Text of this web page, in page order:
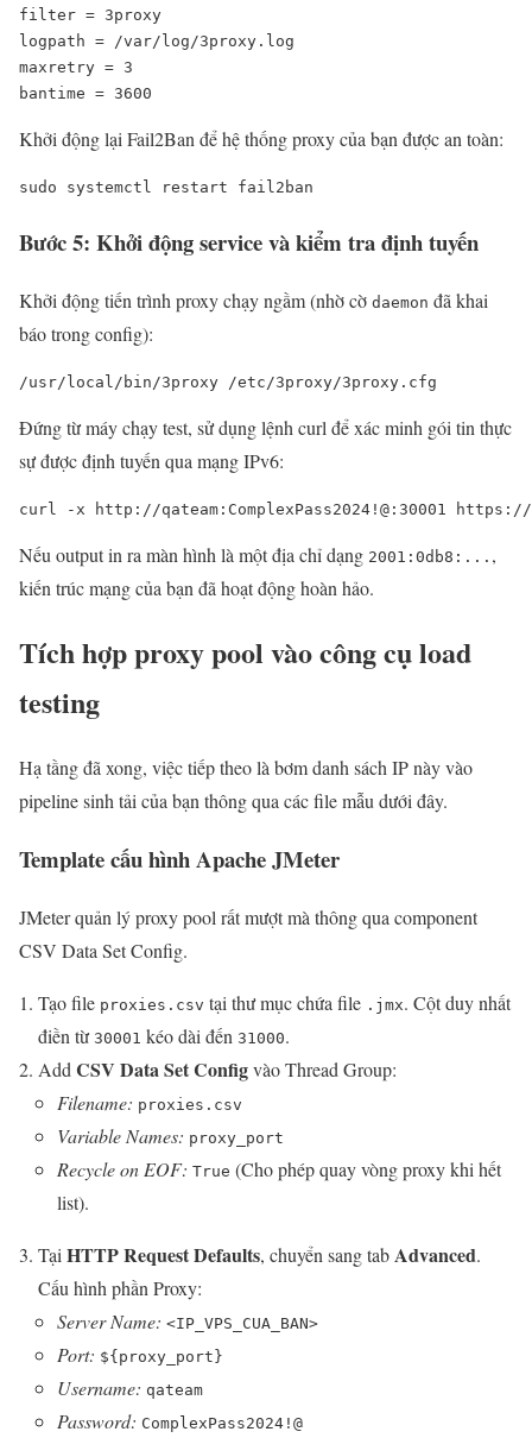
filter = 3proxy
logpath = /var/log/3proxy.log
maxretry = 3
bantime = 3600
Khởi động lại Fail2Ban để hệ thống proxy của bạn được an toàn:
sudo systemctl restart fail2ban
Bước 5: Khởi động service và kiểm tra định tuyến
Khởi động tiến trình proxy chạy ngầm (nhờ cờ daemon đã khai
báo trong config):
/usr/local/bin/3proxy /etc/3proxy/3proxy.cfg
Đứng từ máy chạy test, sử dụng lệnh curl để xác minh gói tin thực
sự được định tuyến qua mạng IPv6:
curl -x http://qateam:ComplexPass2024!@:30001
Nếu output in ra màn hình là một địa chỉ dạng 2001:0db8:... ,
kiến trúc mạng của bạn đã hoạt động hoàn hảo.
Tích hợp proxy pool vào công cụ load
testing
Hạ tầng đã xong, việc tiếp theo là bơm danh sách IP này vào
pipeline sinh tải của bạn thông qua các file mẫu dưới đây.
Template cấu hình Apache JMeter
JMeter quản lý proxy pool rất mượt mà thông qua component
CSV Data Set Config.
Tạo file proxies.csv tại thư mục chứa file .jmx. Cột duy nhất
điền từ 30001 kéo dài đến 31000.
Add CSV Data Set Configvào Thread Group:
Filename: proxies.csv
Variable Names: proxy_port
Recycle on EOF: True (Cho phép quay vòng proxy khi hết
list).
Tại HTTP Request Defaults, chuyển sang tabAdvanced.
Cấu hình phần Proxy:
Server Name: <IP_VPS_CUA_BAN>
Port: ${proxy_port}
Username: qateam
Password: ComplexPass2024!@